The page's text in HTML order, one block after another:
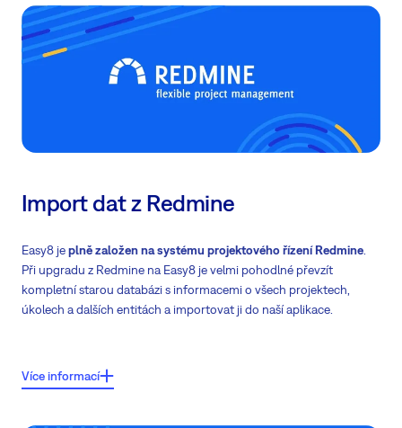
Import dat z Redmine
Easy8 jeplně založen na systému projektového řízení Redmine
Při upgradu z Redmine na Easy8 je velmi pohodlné převzít
kompletní starou databázi s informacemi o všech projektech,
úkolech a dalších entitách a importovat ji do naší aplikace.
Více informací